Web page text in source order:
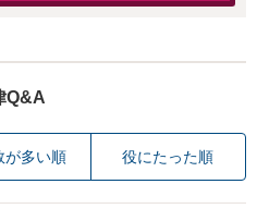
Q&A
が多い順 役にたった順